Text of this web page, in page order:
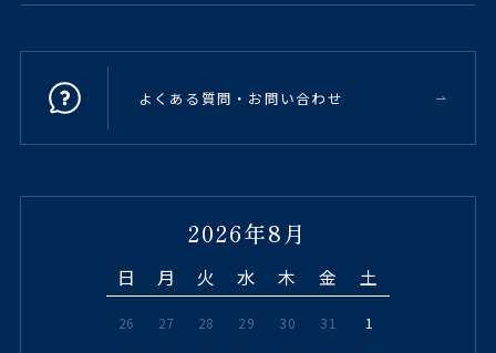
よくある質問・お問い合わせ
2026年8月
日 月 火 水 木 金 土
26 27 28 29 30 31 1